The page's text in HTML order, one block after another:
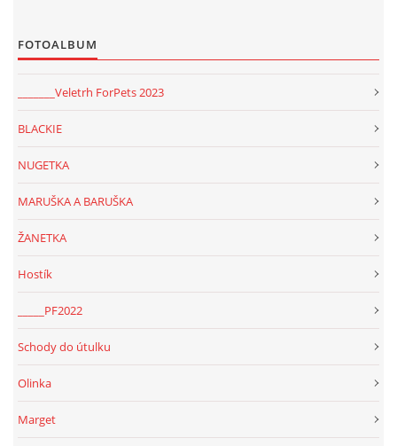
FOTOALBUM
_______Veletrh ForPets 2023
BLACKIE
NUGETKA
MARUŠKA A BARUŠKA
ŽANETKA
Hostík
_____PF2022
Schody do útulku
Olinka
Marget